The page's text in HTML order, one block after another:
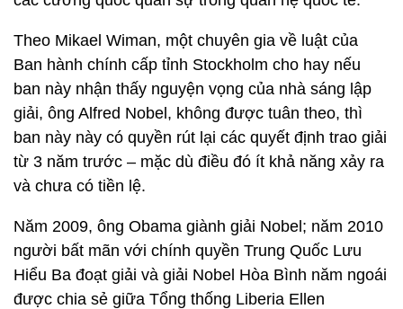
Theo Mikael Wiman, một chuyên gia về luật của
Ban hành chính cấp tỉnh Stockholm cho hay nếu
ban này nhận thấy nguyện vọng của nhà sáng lập
giải, ông Alfred Nobel, không được tuân theo, thì
ban này này có quyền rút lại các quyết định trao giải
từ 3 năm trước – mặc dù điều đó ít khả năng xảy ra
và chưa có tiền lệ.
Năm 2009, ông Obama giành giải Nobel; năm 2010
người bất mãn với chính quyền Trung Quốc Lưu
Hiểu Ba đoạt giải và giải Nobel Hòa Bình năm ngoái
được chia sẻ giữa Tổng thống Liberia Ellen